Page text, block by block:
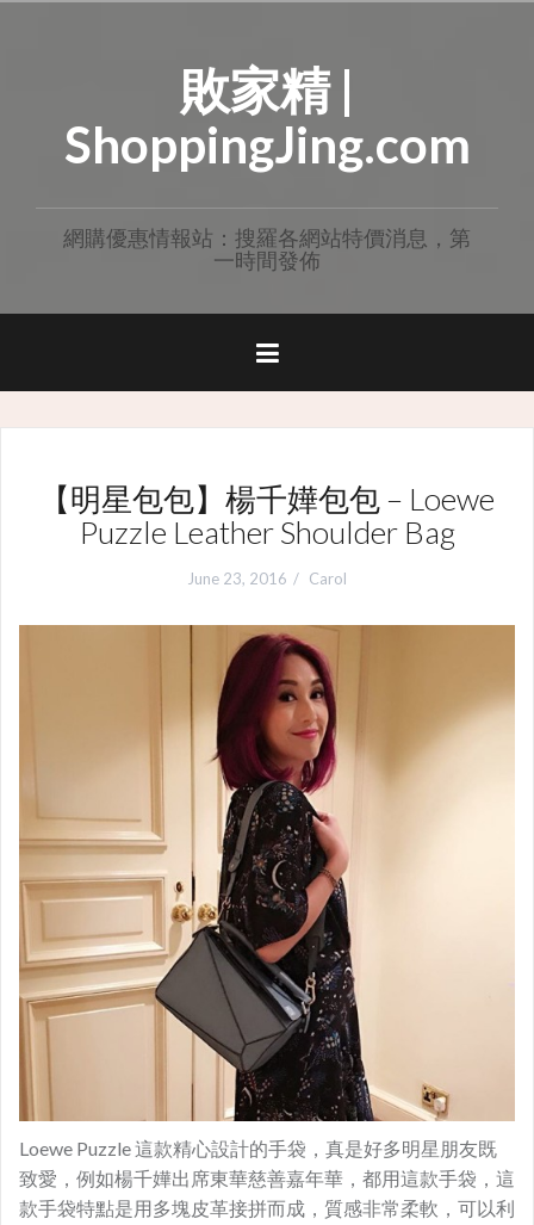
敗家精 |
ShoppingJing.com
網購優惠情報站：搜羅各網站特價消息，第
一時間發佈
【明星包包】楊千嬅包包 – Loewe
Puzzle Leather Shoulder Bag
June 23, 2016 Carol
Loewe Puzzle 這款精心設計的手袋，真是好多明星朋友既
致愛，例如楊千嬅出席東華慈善嘉年華，都用這款手袋，這
款手袋特點是用多塊皮革接拼而成，質感非常柔軟，可以利